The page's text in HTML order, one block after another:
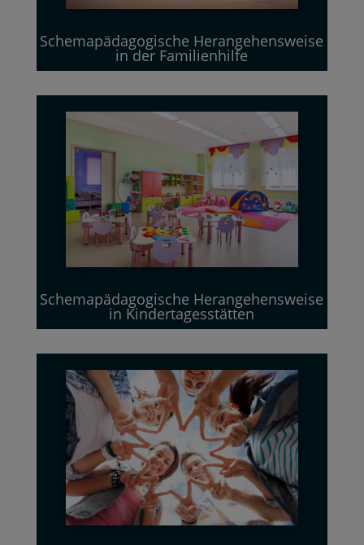
Schemapädagogische Herangehensweise
in der Familienhilfe
Schemapädagogische Herangehensweise
in Kindertagesstätten